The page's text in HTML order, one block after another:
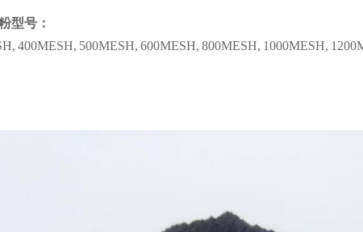
型号：
400MESH, 500MESH, 600MESH, 800MESH, 1000MESH,